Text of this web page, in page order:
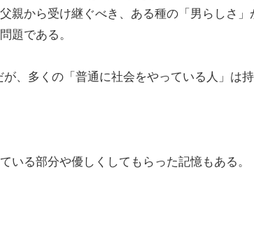
親から受け継ぐべき、ある種の「男らしさ
題である。
、多くの「普通に社会をやっている人」は
いる部分や優しくしてもらった記憶もある。